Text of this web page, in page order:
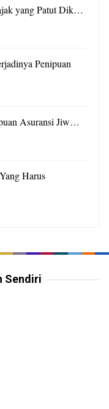
yang Patut Dik…
Penipuan
Asuransi Jiw…
Harus
Sendiri